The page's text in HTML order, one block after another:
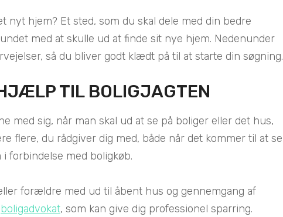
nyt hjem? Et sted, som du skal dele med din bedre
med at skulle ud at finde sit nye hjem. Nedenunder
så du bliver godt klædt på til at starte din søgning.
TIL BOLIGJAGTEN
med sig, når man skal ud at se på boliger eller det hus,
flere, du rådgiver dig med, både når det kommer til at se
i forbindelse med boligkøb.
forældre med ud til åbent hus og gennemgang af
boligadvokat, som kan give dig professionel sparring.